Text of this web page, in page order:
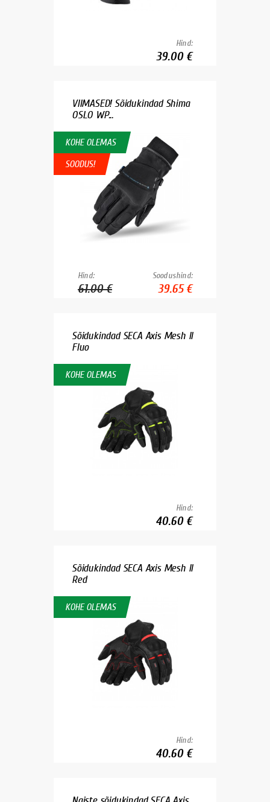
Hind:
39.00 €
VIIMASED! Sõidukindad Shima
OSLO WP...
KOHE OLEMAS
SOODUS!
Hind:
61.00 €
Soodushind:
39.65 €
Sõidukindad SECA Axis Mesh II
Fluo
KOHE OLEMAS
Hind:
40.60 €
Sõidukindad SECA Axis Mesh II
Red
KOHE OLEMAS
Hind:
40.60 €